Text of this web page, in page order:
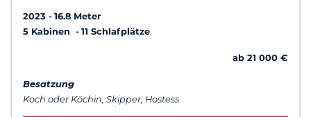
2023
16.8 Meter
5 Kabinen
11 Schlafplätze
ab 21 000 €
Besatzung
Koch oder Köchin, Skipper, Hostess